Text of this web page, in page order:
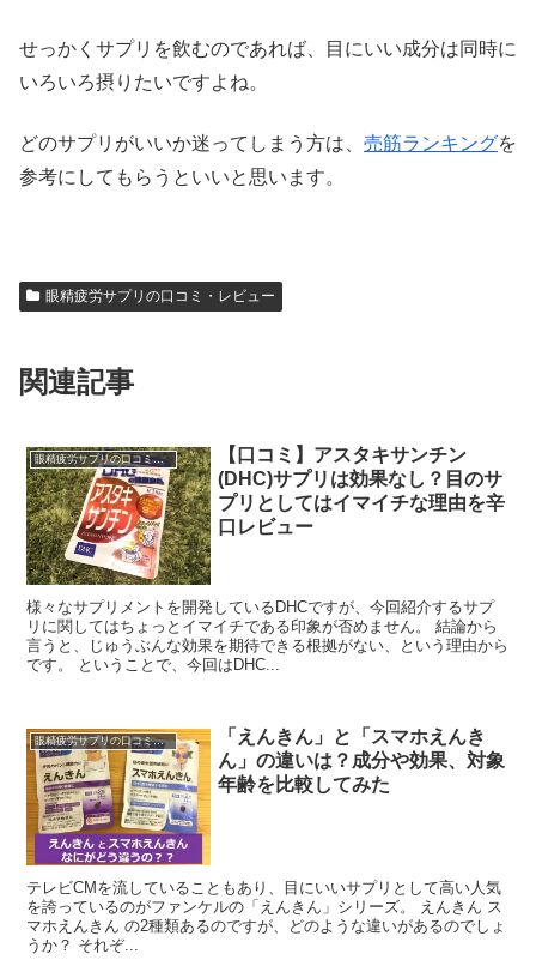
せっかくサプリを飲むのであれば、目にいい成分は同時に
いろいろ摂りたいですよね。
どのサプリがいいか迷ってしまう方は、 売筋ランキングを
参考にしてもらうといいと思います。
眼精疲労サプリの口コミ・レビュー
関連記事
眼精疲労サプリの口コミ・レビュー
【口コミ】アスタキサンチン
(DHC)サプリは効果なし？目のサ
プリとしてはイマイチな理由を辛
口レビュー
様々なサプリメントを開発しているDHCですが、今回紹介するサプ
リに関してはちょっとイマイチである印象が否めません。 結論から
言うと、じゅうぶんな効果を期待できる根拠がない、という理由から
です。 ということで、今回はDHC...
眼精疲労サプリの口コミ・レビュー
「えんきん」と「スマホえんき
ん」の違いは？成分や効果、対象
年齢を比較してみた
テレビCMを流していることもあり、目にいいサプリとして高い人気
を誇っているのがファンケルの「えんきん」シリーズ。 えんきん ス
マホえんきん の2種類あるのですが、どのような違いがあるのでしょ
うか？ それぞ...